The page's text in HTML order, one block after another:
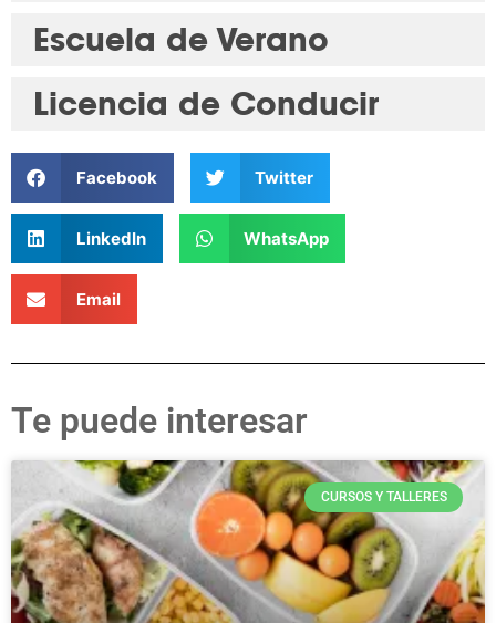
Escuela de Verano
Licencia de Conducir
Facebook Twitter
LinkedIn WhatsApp
Email
Te puede interesar
CURSOS Y TALLERES